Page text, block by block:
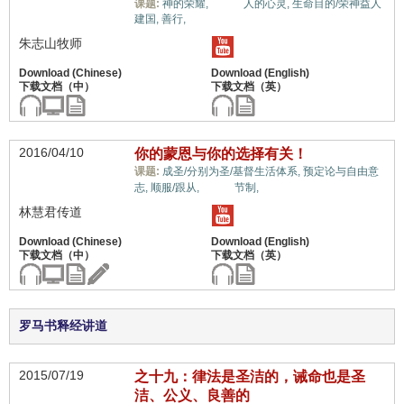
课题: 神的荣耀, 人的心灵, 生命目的/荣神益人
建国, 善行,
朱志山牧师
2016/04/10 你的蒙恩与你的选择有关！
课题: 成圣/分别为圣/基督生活体系, 预定论与自由意
志, 顺服/跟从, 节制,
林慧君传道
罗马书释经讲道
2015/07/19
之十九：律法是圣洁的，诫命也是圣
洁、公义、良善的